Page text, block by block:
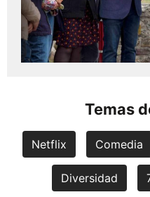
Temas
Netflix Comedia
Diversidad